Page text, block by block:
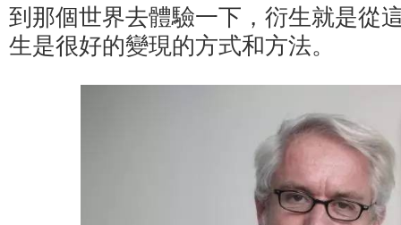
到那個世界去體驗一下，衍生就是從
生是很好的變現的方式和方法。